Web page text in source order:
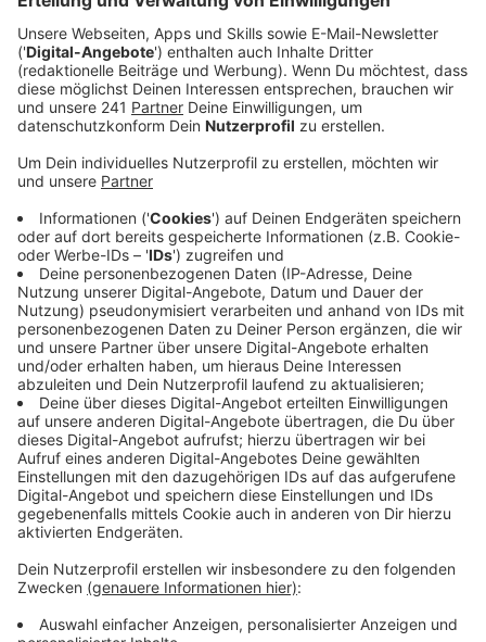
Viewing vorgestellt. Im Wiesdorfer Neuland-Park
soll das DFB-Pokalfinale am 25. Mai ausgestrahlt
werden.
Donnerstag, 25.04.2024 06:33
Übertragen wird das Spiel auf einer 6x4 Meter großen
Leinwand. Bis zu 7000 Menschen können an der
Veranstaltung teilnehmen, der Eintritt ist frei. Schon
zwei Stunden vor Anpfiff soll es ein kleines
Rahmenprogramm und die Vorberichterstattung auf
der Leinwand geben. Eigene Getränke sind während
der Veranstaltung verboten, außerdem werden die
Straßen rund um den Park nur für Anwohner befahrbar
sein – ihr solltet also nicht mit dem Auto kommen.
Auch während der EM sind Public Viewings im
Neuland-Park geplant.
Hier gibt´s immer aktuelles zum Neulandpark